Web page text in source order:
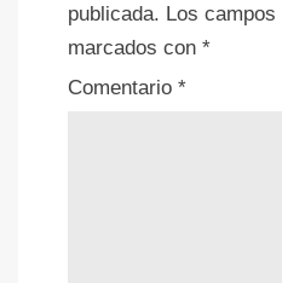
publicada. Los
marcados con *
Comentario *